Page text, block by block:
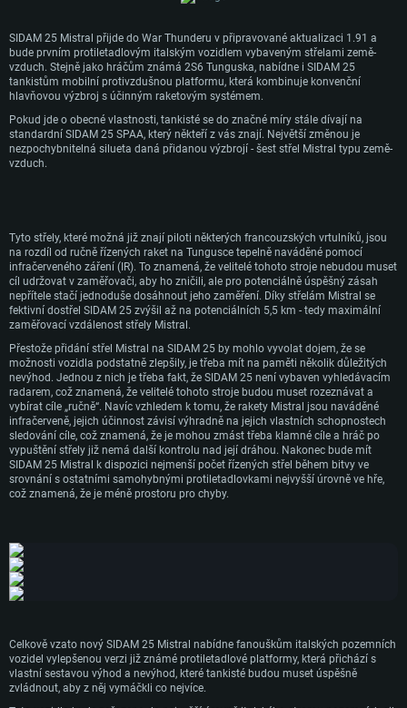
SYSTÉMOVÉ POŽADAVKY
Minimální
OS: Windows 10 (64bitový)
Operační paměť: 4 GB
Grafická karta podpora DirectX 11: AMD Radeon 77XX / NVIDIA GeForce
GTX 660. Minimální podporované rozlišení hry je 720p
Minimální
OS: Mac OS Big Sur 11.0 nebo novější
Operační paměť: 6 GB
Grafická karta: Intel Iris Pro 5200 (Mac) nebo srovnatelně výkonnou kartu
od AMD/Nvidia pro Mac. Minimální podporované rozlišení hry je 720p v
Minimální
OS: Většina moderních 64bitových distribucí Linuxu
Operační paměť: 4 GB
Grafická karta: NVIDIA 660 s nejnovějšími proprietárními ovladači (ne
staršími, než půl roku) / srovnatelná karta AMD s nejnovějšími
Střely měly být rozděleny mezi dvě odpalovací zařízení, přičemž každé z nich
dlouhou vzdálenost, přičemž si zachovalo hlavňovou výzbroj pro střety na
krátkou vzdálenost.
Očekávalo se, že modernizace systémů SIDAM 25 s Mistral SAM bude zahájena
počátkem nového tisíciletí, spolu s některými dalšími možnými vylepšeními.
SIDAM 25 Mistral přijde do War Thunderu v připravované aktualizaci 1.91 a
bude prvním protiletadlovým italským vozidlem vybaveným střelami země-
vzduch. Stejně jako hráčům známá 2S6 Tunguska, nabídne i SIDAM 25
tankistům mobilní protivzdušnou platformu, která kombinuje konvenční
hlavňovou výzbroj s účinným raketovým systémem.
Pokud jde o obecné vlastnosti, tankisté se do značné míry stále dívají na
standardní SIDAM 25 SPAA, který někteří z vás znají. Největší změnou je
nezpochybnitelná silueta daná přidanou výzbrojí - šest střel Mistral typu země-
vzduch.
Tyto střely, které možná již znají piloti některých francouzských vrtulníků, jsou
na rozdíl od ručně řízených raket na Tungusce tepelně naváděné pomocí
infračerveného záření (IR). To znamená, že velitelé tohoto stroje nebudou muset
cíl udržovat v zaměřovači, aby ho zničili, ale pro potenciálně úspěšný zásah
nepřítele stačí jednoduše dosáhnout jeho zaměření. Díky střelám Mistral se
fektivní dostřel SIDAM 25 zvýšil až na potenciálních 5,5 km - tedy maximální
zaměřovací vzdálenost střely Mistral.
Přestože přidání střel Mistral na SIDAM 25 by mohlo vyvolat dojem, že se
možnosti vozidla podstatně zlepšily, je třeba mít na paměti několik důležitých
nevýhod. Jednou z nich je třeba fakt, že SIDAM 25 není vybaven vyhledávacím
radarem, což znamená, že velitelé tohoto stroje budou muset rozeznávat a
vybírat cíle „ručně“. Navíc vzhledem k tomu, že rakety Mistral jsou naváděné
infračerveně, jejich účinnost závisí výhradně na jejich vlastních schopnostech
sledování cíle, což znamená, že je mohou zmást třeba klamné cíle a hráč po
vypuštění střely již nemá další kontrolu nad její dráhou. Nakonec bude mít
SIDAM 25 Mistral k dispozici nejmenší počet řízených střel během bitvy ve
srovnání s ostatními samohybnými protiletadlovkami nejvyšší úrovně ve hře,
což znamená, že je méně prostoru pro chyby.
Celkově vzato nový SIDAM 25 Mistral nabídne fanouškům italských pozemních
vozidel vylepšenou verzi již známé protiletadlové platformy, která přichází s
vlastní sestavou výhod a nevýhod, které tankisté budou muset úspěšně
zvládnout, aby z něj vymáčkli co nejvíce.